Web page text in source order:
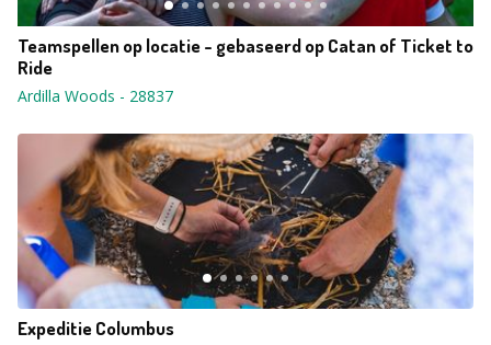
Teamspellen op locatie - gebaseerd op Catan of Ticket to
Ride
Ardilla Woods - 28837
Expeditie Columbus